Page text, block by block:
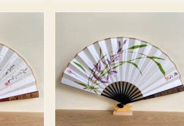
/ DETAILS